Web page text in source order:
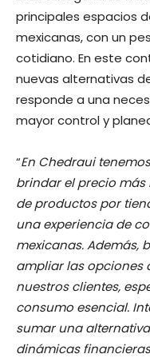
principales espacios
mexicanas, con un
cotidiano. En este
nuevas alternativas
responde a una
mayor control y
“En Chedraui
brindar el precio
de productos por
una experiencia de
mexicanas. Además,
ampliar las opciones
nuestros clientes,
consumo esencial.
sumar una
dinámicas